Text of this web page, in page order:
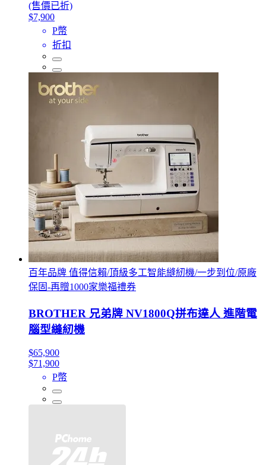
(售價已折)
$7,900
P幣
折扣
百年品牌 值得信賴/頂級多工智能縫紉機/一步到位/原廠
保固-再贈1000家樂福禮券
BROTHER 兄弟牌 NV1800Q拼布達人 進階電
腦型縫紉機
$65,900
$71,900
P幣